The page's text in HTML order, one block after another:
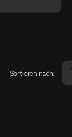
Sortieren nach: